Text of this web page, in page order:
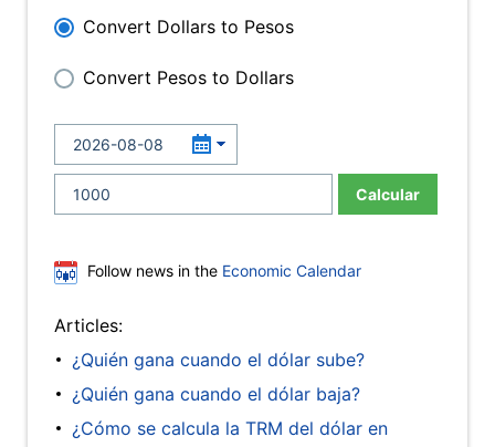
Convert Dollars to Pesos
Convert Pesos to Dollars
Calcular
Follow news in the Economic Calendar
Articles:
¿Quién gana cuando el dólar sube?
¿Quién gana cuando el dólar baja?
¿Cómo se calcula la TRM del dólar en